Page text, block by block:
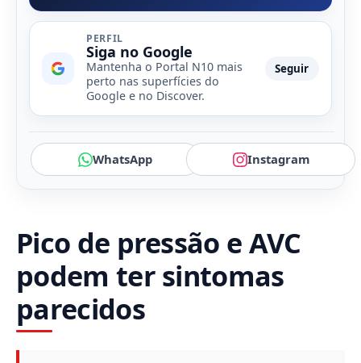
PERFIL
Siga no Google
Mantenha o Portal N10 mais
perto nas superfícies do
Google e no Discover.
Seguir
WhatsApp Instagram
Pico de pressão e AVC
podem ter sintomas
parecidos